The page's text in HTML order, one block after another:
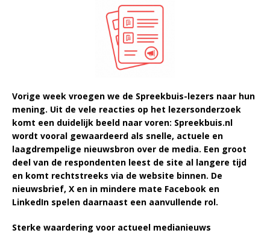
Vorige week vroegen we de Spreekbuis-lezers naar hun
mening. Uit de vele reacties op het lezersonderzoek
komt een duidelijk beeld naar voren: Spreekbuis.nl
wordt vooral gewaardeerd als snelle, actuele en
laagdrempelige nieuwsbron over de media. Een groot
deel van de respondenten leest de site al langere tijd
en komt rechtstreeks via de website binnen. De
nieuwsbrief, X en in mindere mate Facebook en
LinkedIn spelen daarnaast een aanvullende rol.
Sterke waardering voor actueel medianieuws